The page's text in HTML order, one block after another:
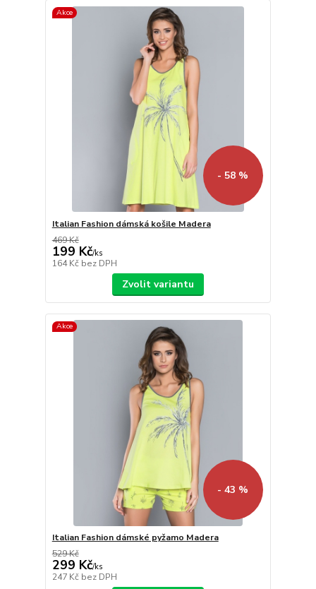
Akce
- 58 %
Italian Fashion dámská košile Madera
469 Kč
199 Kč/ks
164 Kč bez DPH
Zvolit variantu
Akce
- 43 %
Italian Fashion dámské pyžamo Madera
529 Kč
299 Kč/ks
247 Kč bez DPH